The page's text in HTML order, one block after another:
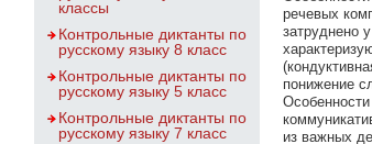
классы
Контрольные диктанты по
русскому языку 8 класс
Контрольные диктанты по
русскому языку 5 класс
Контрольные диктанты по
русскому языку 7 класс
речевых
затруднено
понижение
из важных